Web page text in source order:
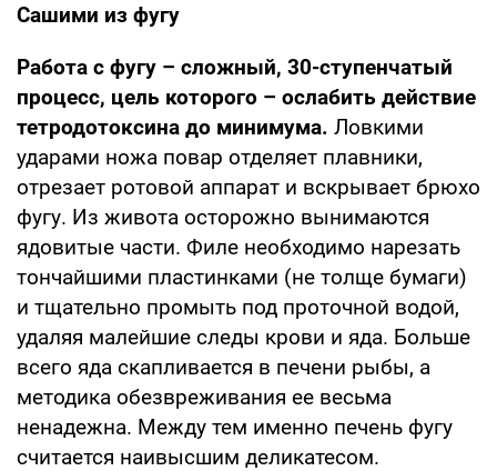
Сашими из фугу
Работа с фугу – сложный, 30-ступенчатый
процесс, цель которого – ослабить действие
тетродотоксина до минимума. Ловкими
ударами ножа повар отделяет плавники,
отрезает ротовой аппарат и вскрывает брюхо
фугу. Из живота осторожно вынимаются
ядовитые части. Филе необходимо нарезать
тончайшими пластинками (не толще бумаги)
и тщательно промыть под проточной водой,
удаляя малейшие следы крови и яда. Больше
всего яда скапливается в печени рыбы, а
методика обезвреживания ее весьма
ненадежна. Между тем именно печень фугу
считается наивысшим деликатесом.